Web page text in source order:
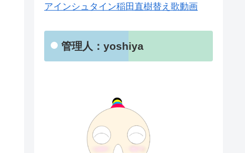
アインシュタイン稲田直樹替え歌動画
管理人：yoshiya